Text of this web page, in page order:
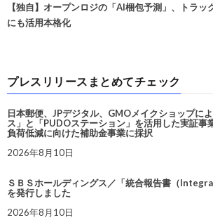
【独自】オープンロジの「AI梱包予測」、トラッ
にも活用本格化
プレスリリースまとめてチェック
日本郵便、JPデジタル、GMOメイクショップに
ス」と「PUDOステーション」を活用した実証事
負荷低減に向けた補助金事業に採択
2026年8月10日
ＳＢＳホールディングス／「統合報告書（
を発行しました
2026年8月10日